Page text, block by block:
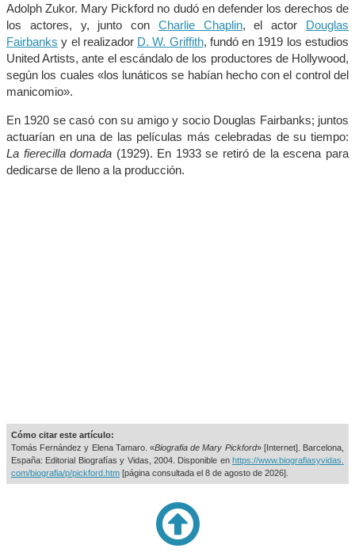
Adolph Zukor. Mary Pickford no dudó en defender los derechos de
los actores, y, junto con Charlie Chaplin, el actor Douglas
Fairbanks y el realizador D. W. Griffith, fundó en 1919 los estudios
United Artists, ante el escándalo de los productores de Hollywood,
según los cuales «los lunáticos se habían hecho con el control del
manicomio».
En 1920 se casó con su amigo y socio Douglas Fairbanks; juntos
actuarían en una de las películas más celebradas de su tiempo:
La fierecilla domada (1929). En 1933 se retiró de la escena para
dedicarse de lleno a la producción.
Cómo citar este artículo:
Tomás Fernández y Elena Tamaro. «Biografia de Mary Pickford» [Internet]. Barcelona,
España: Editorial Biografías y Vidas, 2004. Disponible en https://www.biografiasyvidas.
com/biografia/p/pickford.htm [página consultada el 8 de agosto de 2026].